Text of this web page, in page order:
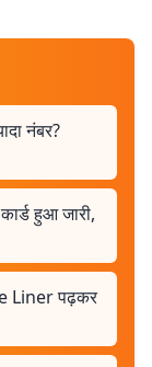
नंबर?
हुआ जारी,
Liner पढ़कर